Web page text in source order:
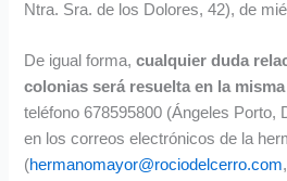
Ntra. Sra. de los Dolores, 42), de
De igual forma,cualquier duda
colonias será resuelta en la
teléfono 678595800 (Ángeles Porto,
en los correos electrónicos de la
(hermanomayor@rociodelcerro.com,